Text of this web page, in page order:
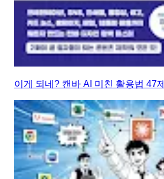
이게 되네? 캔바 AI 미친 활용법 47제